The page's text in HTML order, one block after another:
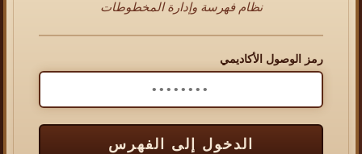
نظام فهرسة وإدارة المخطوطات
رمز الوصول الأكاديمي
الدخول إلى الفهرس